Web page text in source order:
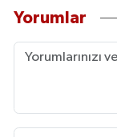
Yorumlar